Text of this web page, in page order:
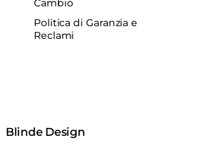
Cambio
Politica di Garanzia e
Reclami
Blinde Design